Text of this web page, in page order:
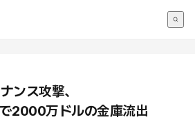
ンス攻撃、
2000万ドルの金庫流出